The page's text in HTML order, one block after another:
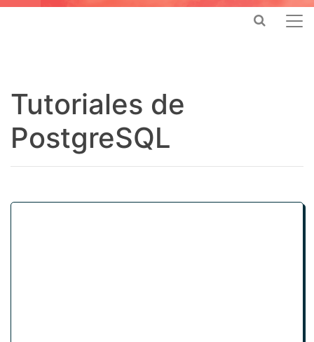
Tutoriales de
PostgreSQL